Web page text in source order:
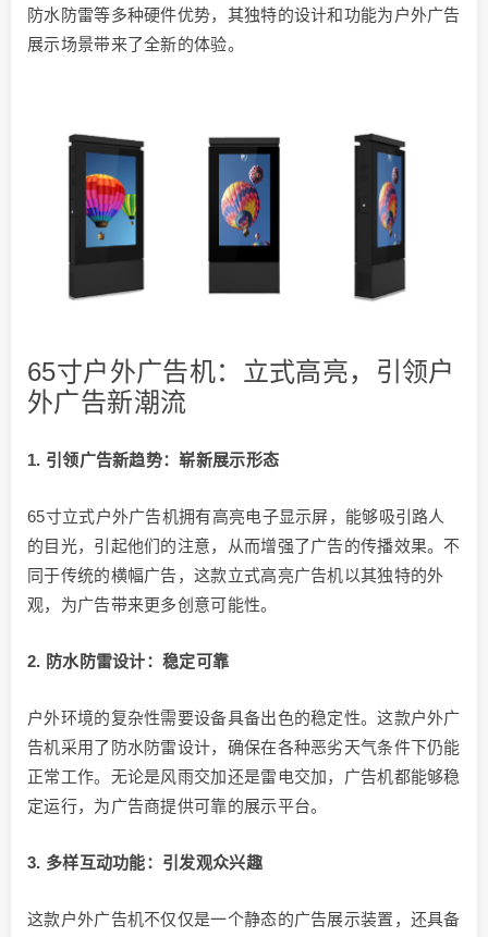
防水防雷等多种硬件优势，其独特的设计和功能为户外广告
展示场景带来了全新的体验。
65寸户外广告机：立式高亮，引领户
外广告新潮流
1. 引领广告新趋势：崭新展示形态
65寸立式户外广告机拥有高亮电子显示屏，能够吸引路人
的目光，引起他们的注意，从而增强了广告的传播效果。不
同于传统的横幅广告，这款立式高亮广告机以其独特的外
观，为广告带来更多创意可能性。
2. 防水防雷设计：稳定可靠
户外环境的复杂性需要设备具备出色的稳定性。这款户外广
告机采用了防水防雷设计，确保在各种恶劣天气条件下仍能
正常工作。无论是风雨交加还是雷电交加，广告机都能够稳
定运行，为广告商提供可靠的展示平台。
3. 多样互动功能：引发观众兴趣
这款户外广告机不仅仅是一个静态的广告展示装置，还具备